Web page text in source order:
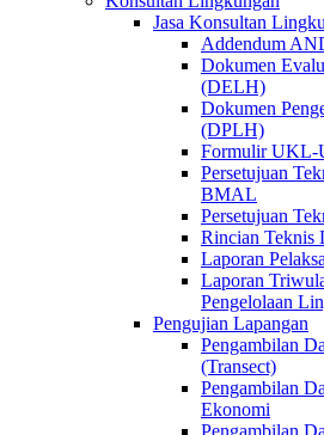
Jasa Konsultan
Addendum
Dokumen
(DELH)
Dokumen
(DPLH)
Formulir UKL-
Persetujuan
BMAL
Persetujuan
Rincian Teknis
Laporan
Laporan
Pengelolaan
Pengujian Lapangan
Pengambilan
(Transect)
Pengambilan
Ekonomi
Pengambilan